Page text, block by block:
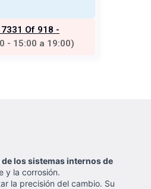
Of 918 -
- 15:00 a 19:00)
los sistemas internos de
y la corrosión.
la precisión del cambio. Su